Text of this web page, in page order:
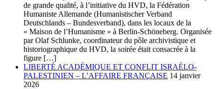
de grande qualité, à l’initiative du HVD, la Fédération
Humaniste Allemande (Humanistischer Verband
Deutschlands – Bundesverband), dans les locaux de la
« Maison de l’Humanisme » à Berlin-Schöneberg. Organisée
par Olaf Schlunke, coordinateur du pôle archivistique et
historiographique du HVD, la soirée était consacrée à la
figure […]
LIBERTÉ ACADÉMIQUE ET CONFLIT ISRAÉLO-
PALESTINIEN – L’AFFAIRE FRANÇAISE 14 janvier
2026